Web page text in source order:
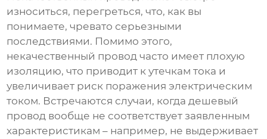
износиться, перегреться, что, как вы
понимаете, чревато серьезными
последствиями. Помимо этого,
некачественный провод часто имеет плохую
изоляцию, что приводит к утечкам тока и
увеличивает риск поражения электрическим
током. Встречаются случаи, когда дешевый
провод вообще не соответствует заявленным
характеристикам – например, не выдерживает